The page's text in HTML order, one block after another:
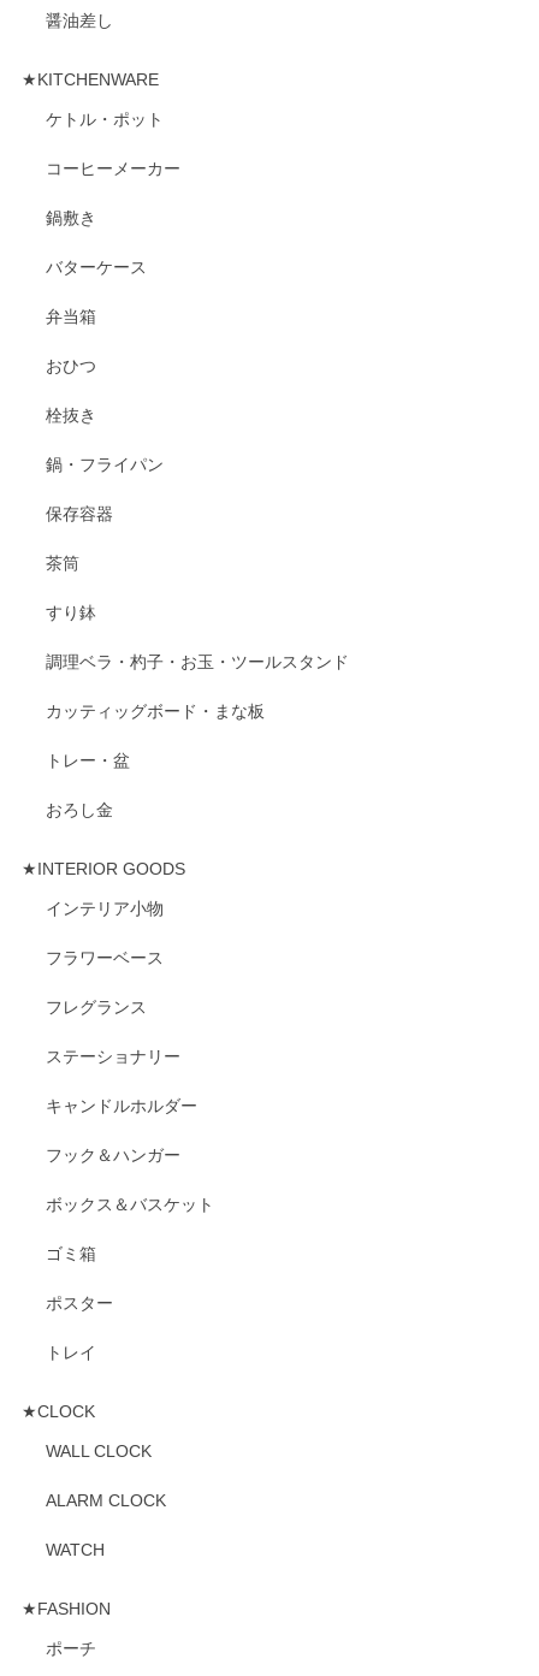
醤油差し
★KITCHENWARE
ケトル・ポット
コーヒーメーカー
鍋敷き
バターケース
弁当箱
おひつ
栓抜き
鍋・フライパン
保存容器
茶筒
すり鉢
調理ベラ・杓子・お玉・ツールスタンド
カッティッグボード・まな板
トレー・盆
おろし金
★INTERIOR GOODS
インテリア小物
フラワーベース
フレグランス
ステーショナリー
キャンドルホルダー
フック＆ハンガー
ボックス＆バスケット
ゴミ箱
ポスター
トレイ
★CLOCK
WALL CLOCK
ALARM CLOCK
WATCH
★FASHION
ポーチ